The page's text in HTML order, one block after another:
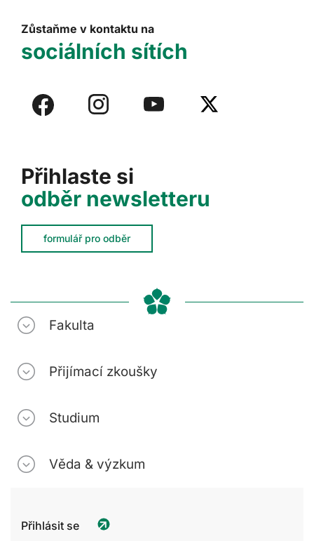
Přihlaste si
odběr newsletteru
formulář pro odběr
Zůstaňme v kontaktu na
sociálních sítích
Fakulta
Přijímací zkoušky
Studium
Věda & výzkum
Přihlásit se